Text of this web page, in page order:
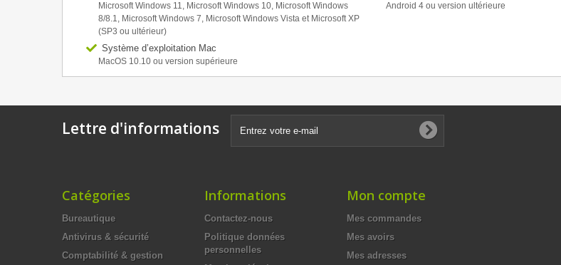
Microsoft Windows 11, Microsoft Windows 10, Microsoft Windows
8/8.1, Microsoft Windows 7, Microsoft Windows Vista et Microsoft XP
(SP3 ou ultérieur)
Système d’exploitation Mac
MacOS 10.10 ou version supérieure
Android 4 ou version ultérieure
Lettre d'informations
Catégories
Bureautique
Antivirus & sécurité
Comptabilité & gestion
Informations
Contactez-nous
Politique données
personnelles
Mon compte
Mes commandes
Mes avoirs
Mes adresses